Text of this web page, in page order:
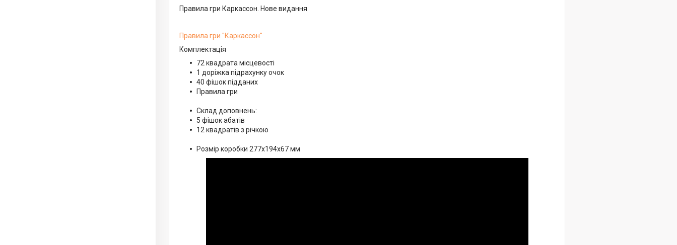
Правила гри Каркассон. Нове видання
Правила гри "Каркассон"
Комплектація
72 квадрата місцевості
1 доріжка підрахунку очок
40 фішок підданих
Правила гри
Склад доповнень:
5 фішок абатів
12 квадратів з річкою
Розмір коробки 277х194х67 мм